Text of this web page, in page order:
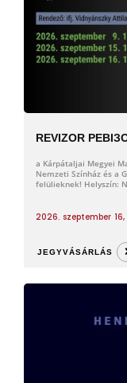
REVIZOR
a Kárpátaljai Megyei
Nemzeti Színház és a
felülieknek! Helyszín:
2026. szeptember
JEGYVÁSÁRLÁS